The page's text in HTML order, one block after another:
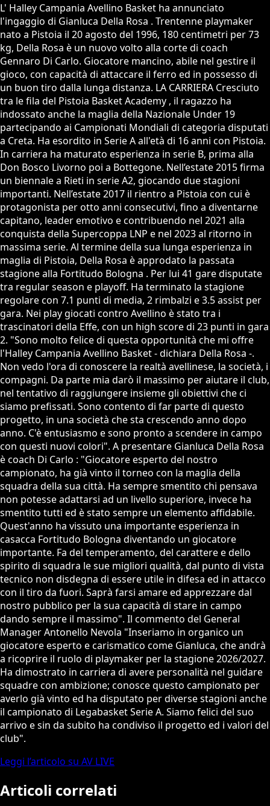
L' Halley Campania Avellino Basket ha annunciato
l'ingaggio di Gianluca Della Rosa . Trentenne playmaker
nato a Pistoia il 20 agosto del 1996, 180 centimetri per 73
kg, Della Rosa è un nuovo volto alla corte di coach
Gennaro Di Carlo. Giocatore mancino, abile nel gestire il
gioco, con capacità di attaccare il ferro ed in possesso di
un buon tiro dalla lunga distanza. LA CARRIERA Cresciuto
tra le fila del Pistoia Basket Academy , il ragazzo ha
indossato anche la maglia della Nazionale Under 19
partecipando ai Campionati Mondiali di categoria disputati
a Creta. Ha esordito in Serie A all'età di 16 anni con Pistoia.
In carriera ha maturato esperienza in serie B, prima alla
Don Bosco Livorno poi a Bottegone. Nell’estate 2015 firma
un biennale a Rieti in serie A2, giocando due stagioni
importanti. Nell’estate 2017 il rientro a Pistoia con cui è
protagonista per otto anni consecutivi, fino a diventarne
capitano, leader emotivo e contribuendo nel 2021 alla
conquista della Supercoppa LNP e nel 2023 al ritorno in
massima serie. Al termine della sua lunga esperienza in
maglia di Pistoia, Della Rosa è approdato la passata
stagione alla Fortitudo Bologna . Per lui 41 gare disputate
tra regular season e playoff. Ha terminato la stagione
regolare con 7.1 punti di media, 2 rimbalzi e 3.5 assist per
gara. Nei play giocati contro Avellino è stato tra i
trascinatori della Effe, con un high score di 23 punti in gara
2. "Sono molto felice di questa opportunità che mi offre
l'Halley Campania Avellino Basket - dichiara Della Rosa -.
Non vedo l'ora di conoscere la realtà avellinese, la società, i
compagni. Da parte mia darò il massimo per aiutare il club,
nel tentativo di raggiungere insieme gli obiettivi che ci
siamo prefissati. Sono contento di far parte di questo
progetto, in una società che sta crescendo anno dopo
anno. C'è entusiasmo e sono pronto a scendere in campo
con questi nuovi colori". A presentare Gianluca Della Rosa
è coach Di Carlo : "Giocatore esperto del nostro
campionato, ha già vinto il torneo con la maglia della
squadra della sua città. Ha sempre smentito chi pensava
non potesse adattarsi ad un livello superiore, invece ha
smentito tutti ed è stato sempre un elemento affidabile.
Quest'anno ha vissuto una importante esperienza in
casacca Fortitudo Bologna diventando un giocatore
importante. Fa del temperamento, del carattere e dello
spirito di squadra le sue migliori qualità, dal punto di vista
tecnico non disdegna di essere utile in difesa ed in attacco
con il tiro da fuori. Saprà farsi amare ed apprezzare dal
nostro pubblico per la sua capacità di stare in campo
dando sempre il massimo". Il commento del General
Manager Antonello Nevola "Inseriamo in organico un
giocatore esperto e carismatico come Gianluca, che andrà
a ricoprire il ruolo di playmaker per la stagione 2026/2027.
Ha dimostrato in carriera di avere personalità nel guidare
squadre con ambizione; conosce questo campionato per
averlo già vinto ed ha disputato per diverse stagioni anche
il campionato di Legabasket Serie A. Siamo felici del suo
arrivo e sin da subito ha condiviso il progetto ed i valori del
club".
Leggi l’articolo su AV LIVE
Articoli correlati